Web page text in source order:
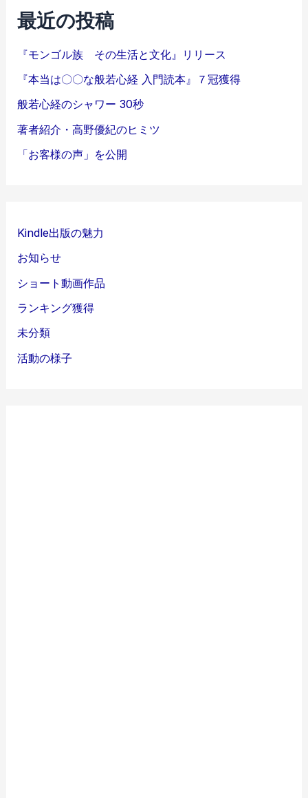
最近の投稿
『モンゴル族 その生活と文化』リリース
『本当は〇〇な般若心経 入門読本』７冠獲得
般若心経のシャワー 30秒
著者紹介・高野優紀のヒミツ
「お客様の声」を公開
Kindle出版の魅力
お知らせ
ショート動画作品
ランキング獲得
未分類
活動の様子